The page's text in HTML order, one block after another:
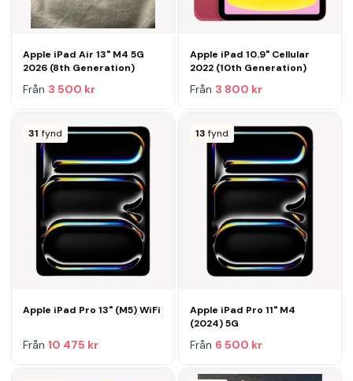
Apple iPad Air 13" M4 5G
2026 (8th Generation)
Från 3 500 kr
Apple iPad 10.9" Cellular
2022 (10th Generation)
Från 3 800 kr
31 fynd
Apple iPad Pro 13" (M5) WiFi
Från 10 475 kr
13 fynd
Apple iPad Pro 11" M4
(2024) 5G
Från 6 500 kr